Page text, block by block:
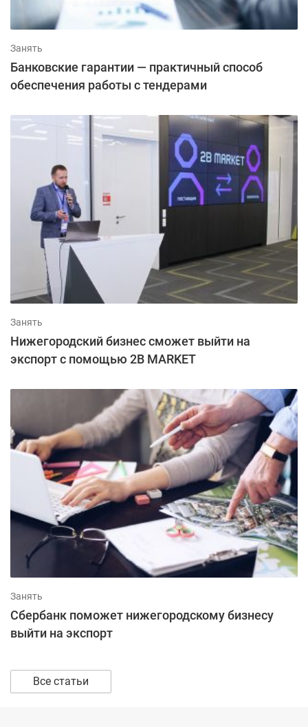
Занять
Банковские гарантии — практичный способ
обеспечения работы с тендерами
Занять
Нижегородский бизнес сможет выйти на
экспорт с помощью 2B MARKET
Занять
Сбербанк поможет нижегородскому бизнесу
выйти на экспорт
Все статьи